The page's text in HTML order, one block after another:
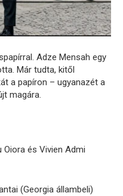
Adze Mensah egy
Már tudta, kitől
a papíron – ugyanazét a
magára.
Oiora és Vivien Admi
(Georgia állambeli)